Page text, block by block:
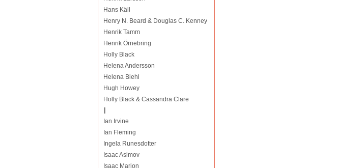
Hans Käll
Henry N. Beard & Douglas C. Kenney
Henrik Tamm
Henrik Örnebring
Holly Black
Helena Andersson
Helena Biehl
Hugh Howey
Holly Black & Cassandra Clare
I
Ian Irvine
Ian Fleming
Ingela Runesdotter
Isaac Asimov
Isaac Marion